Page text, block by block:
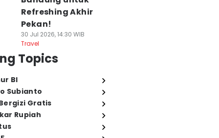
Refreshing Akhir
Pekan!
30 Jul 2026, 14:30 WIB
Travel
Topics
BI
Subianto
Gratis
Rupiah